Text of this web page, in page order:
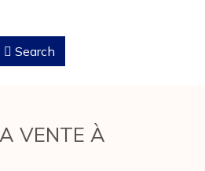
Search
VENTE À